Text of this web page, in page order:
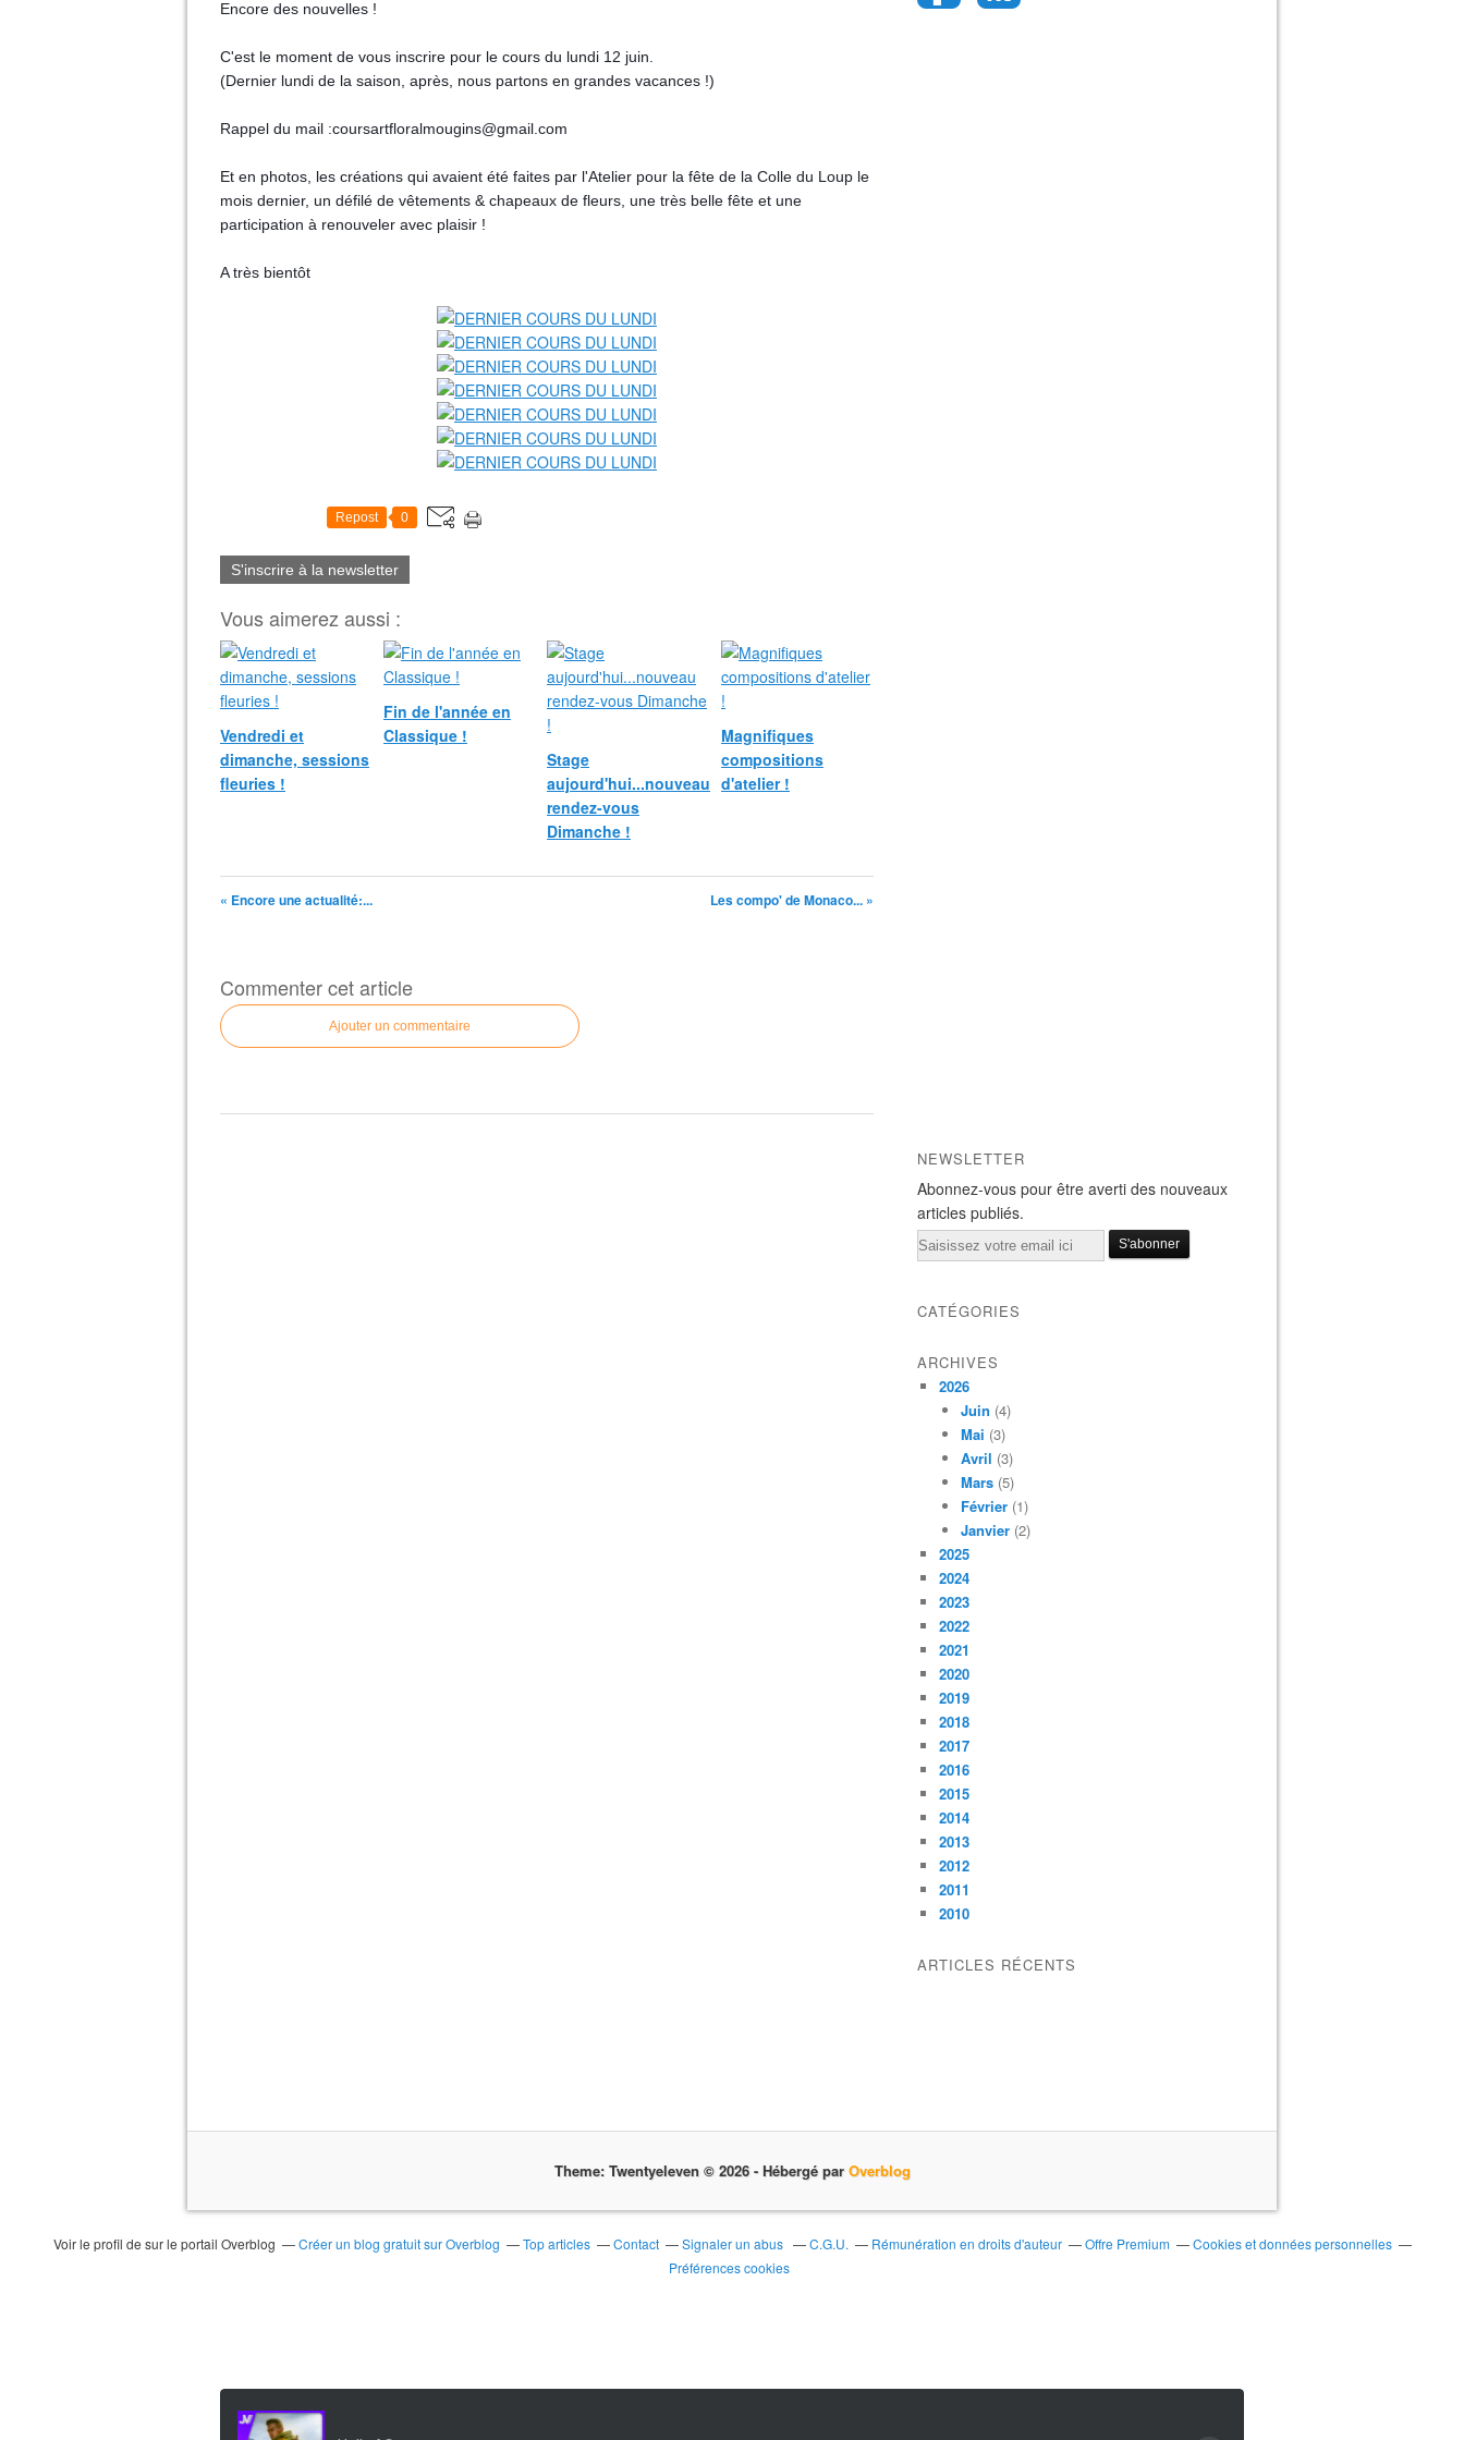
Encore des nouvelles !
C'est le moment de vous inscrire pour le cours du lundi 12 juin.
(Dernier lundi de la saison, après, nous partons en grandes vacances !)
Rappel du mail :coursartfloralmougins@gmail.com
Et en photos, les créations qui avaient été faites par l'Atelier pour la fête de la Colle du Loup le
mois dernier, un défilé de vêtements & chapeaux de fleurs, une très belle fête et une
participation à renouveler avec plaisir !
A très bientôt
Repost 0
S'inscrire à la newsletter
Vous aimerez aussi :
Vendredi et
dimanche, sessions
fleuries !
Fin de l'année en
Classique !
Stage
aujourd'hui...nouveau
rendez-vous
Dimanche !
Magnifiques
compositions
d'atelier !
« Encore une actualité:... Les compo' de Monaco... »
Commenter cet article
Ajouter un commentaire
NEWSLETTER
Abonnez-vous pour être averti des nouveaux
articles publiés.
Email
CATÉGORIES
ARCHIVES
2026
Juin (4)
Mai (3)
Avril (3)
Mars (5)
Février (1)
Janvier (2)
2025
2024
2023
2022
2021
2020
2019
2018
2017
2016
2015
2014
2013
2012
2011
2010
ARTICLES RÉCENTS
Theme: Twentyeleven © 2026 - Hébergé par Overblog
Voir le profil de sur le portail Overblog Créer un blog gratuit sur Overblog Top articles Contact Signaler un abus C.G.U. Rémunération en droits d'auteur Offre Premium
Cookies et données personnelles
Préférences cookies